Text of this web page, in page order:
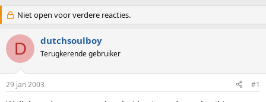
d
e
r
w
e
p
s
a
r
d
a
m
Niet open voor verdere reacties.
D dutchsoulboy
Terugkerende gebruiker
29 jan 2003 #1